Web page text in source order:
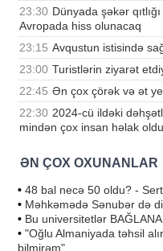
23:30 Dünyada şəkər
Avropada hiss olunacaq
23:15 Avqustun istisində
23:00 Turistlərin ziyarət
22:45 Ən çox çörək və ət
22:30 2024-cü ildəki
mindən çox insan həlak oldu
ƏN ÇOX OXUNANLAR
• 48 bal necə 50 oldu? -
• Məhkəmədə Sənubər də
• Bu universitetlər
• "Oğlu Almaniyada təhsil
bilmirəm"